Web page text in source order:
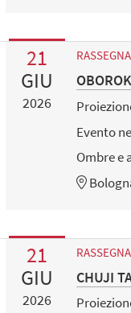
21
GIU
2026
Evento
Ombre e
21
GIU
2026
CHUJI